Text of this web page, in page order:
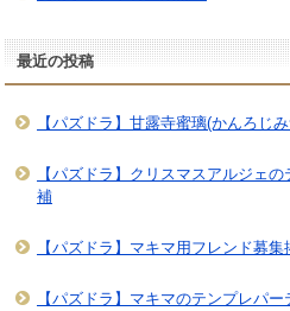
最近の投稿
【パズドラ】甘露寺蜜璃(かんろじ
【パズドラ】クリスマスアルジェ
補
【パズドラ】マキマ用フレンド募
【パズドラ】マキマのテンプレパ